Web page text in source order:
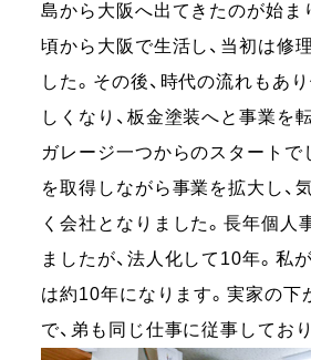
島から大阪へ出てきたのが始ま
頃から大阪で生活し、当初は修
した。その後、時代の流れもあ
しくなり、板金塗装へと事業を
ガレージ一つからのスタートで
を取得しながら事業を拡大し、
く会社となりました。長年個人
ましたが、法人化して10年。私
は約10年になります。実家の下
で、弟も同じ仕事に従事しており